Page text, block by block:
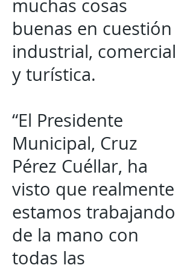
muchas cosas
buenas en cuestión
industrial, comercial
y turística.
“El Presidente
Municipal, Cruz
Pérez Cuéllar, ha
visto que realmente
estamos trabajando
de la mano con
todas las